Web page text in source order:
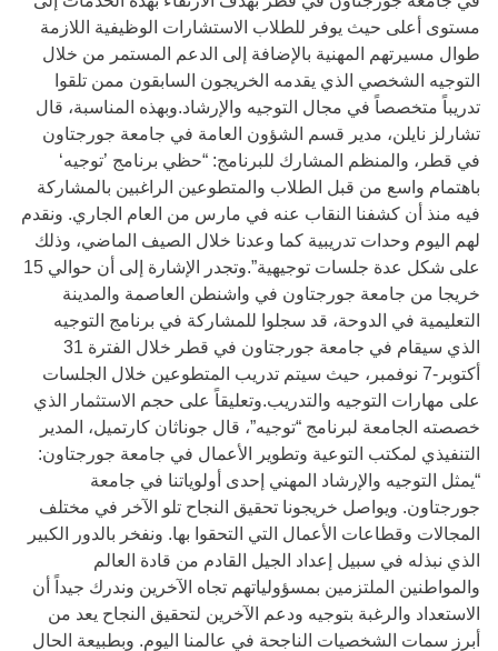
مستوى أعلى حيث يوفر للطلاب الاستشارات الوظيفية اللازمة
طوال مسيرتهم المهنية بالإضافة إلى الدعم المستمر من خلال
التوجيه الشخصي الذي يقدمه الخريجون السابقون ممن تلقوا
تدريباً متخصصاً في مجال التوجيه والإرشاد.وبهذه المناسبة، قال
تشارلز نايلن، مدير قسم الشؤون العامة في جامعة جورجتاون
في قطر، والمنظم المشارك للبرنامج: “حظي برنامج ’توجيه‘
باهتمام واسع من قبل الطلاب والمتطوعين الراغبين بالمشاركة
فيه منذ أن كشفنا النقاب عنه في مارس من العام الجاري. ونقدم
لهم اليوم وحدات تدريبية كما وعدنا خلال الصيف الماضي، وذلك
على شكل عدة جلسات توجيهية”.وتجدر الإشارة إلى أن حوالي 15
خريجا من جامعة جورجتاون في واشنطن العاصمة والمدينة
التعليمية في الدوحة، قد سجلوا للمشاركة في برنامج التوجيه
الذي سيقام في جامعة جورجتاون في قطر خلال الفترة 31
أكتوبر-7 نوفمبر، حيث سيتم تدريب المتطوعين خلال الجلسات
على مهارات التوجيه والتدريب.وتعليقاً على حجم الاستثمار الذي
خصصته الجامعة لبرنامج “توجيه”، قال جوناثان كارتميل، المدير
التنفيذي لمكتب التوعية وتطوير الأعمال في جامعة جورجتاون:
“يمثل التوجيه والإرشاد المهني إحدى أولوياتنا في جامعة
جورجتاون. ويواصل خريجونا تحقيق النجاح تلو الآخر في مختلف
المجالات وقطاعات الأعمال التي التحقوا بها. ونفخر بالدور الكبير
الذي نبذله في سبيل إعداد الجيل القادم من قادة العالم
والمواطنين الملتزمين بمسؤولياتهم تجاه الآخرين وندرك جيداً أن
الاستعداد والرغبة بتوجيه ودعم الآخرين لتحقيق النجاح يعد من
أبرز سمات الشخصيات الناجحة في عالمنا اليوم. وبطبيعة الحال